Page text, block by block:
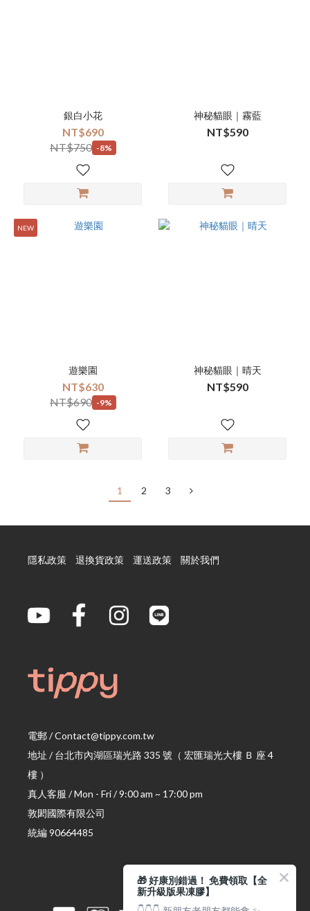
銀白小花
NT$690
NT$750 -8%
神秘貓眼｜霧藍
NT$590
NEW
遊樂園
NT$630
NT$690 -9%
神秘貓眼｜晴天
NT$590
1 2 3
隱私政策 退換貨政策 運送政策 關於我們
電郵 / Contact@tippy.com.tw
地址 / 台北市內湖區瑞光路 335 號 （ 宏匯瑞光大樓 Ｂ 座 4
樓 ）
真人客服 / Mon - Fri / 9:00 am ~ 17:00 pm
敦閎國際有限公司
統編 90664485
🎁 好康別錯過！ 免費領取【全
新升級版果凍膠】